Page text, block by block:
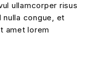
ullamcorper risus
nulla congue, et
amet lorem